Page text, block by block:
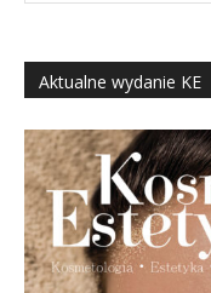
Aktualne wydanie KE